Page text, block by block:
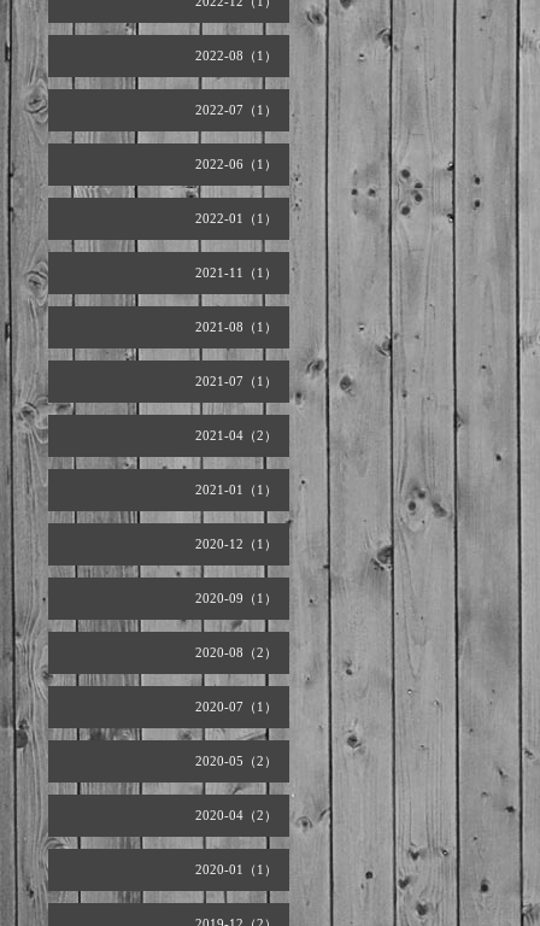
2022-08（1）
2022-07（1）
2022-06（1）
2022-01（1）
2021-11（1）
2021-08（1）
2021-07（1）
2021-04（2）
2021-01（1）
2020-12（1）
2020-09（1）
2020-08（2）
2020-07（1）
2020-05（2）
2020-04（2）
2020-01（1）